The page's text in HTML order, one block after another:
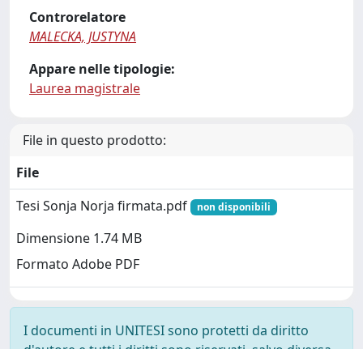
Controrelatore
MALECKA, JUSTYNA
Appare nelle tipologie:
Laurea magistrale
File in questo prodotto:
File
Tesi Sonja Norja firmata.pdf
non disponibili
Dimensione 1.74 MB
Formato Adobe PDF
I documenti in UNITESI sono protetti da diritto